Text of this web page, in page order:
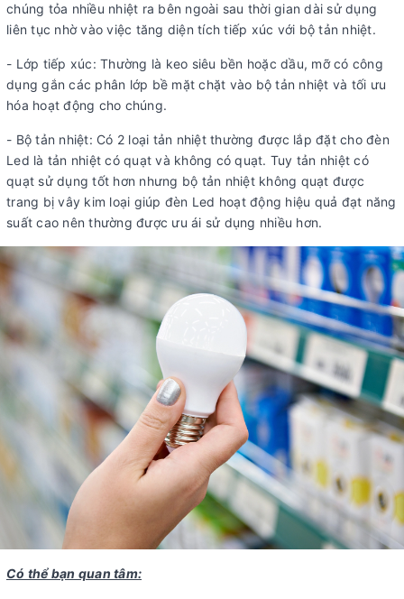
chúng tỏa nhiều nhiệt ra bên ngoài sau thời gian dài sử dụng
liên tục nhờ vào việc tăng diện tích tiếp xúc với bộ tản nhiệt.
- Lớp tiếp xúc: Thường là keo siêu bền hoặc dầu, mỡ có công
dụng gắn các phân lớp bề mặt chặt vào bộ tản nhiệt và tối ưu
hóa hoạt động cho chúng.
- Bộ tản nhiệt: Có 2 loại tản nhiệt thường được lắp đặt cho đèn
Led là tản nhiệt có quạt và không có quạt. Tuy tản nhiệt có
quạt sử dụng tốt hơn nhưng bộ tản nhiệt không quạt được
trang bị vây kim loại giúp đèn Led hoạt động hiệu quả đạt năng
suất cao nên thường được ưu ái sử dụng nhiều hơn.
Có thể bạn quan tâm: